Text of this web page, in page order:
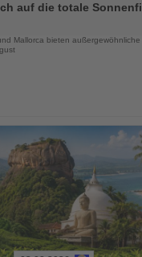
auf die totale
Mallorca bieten